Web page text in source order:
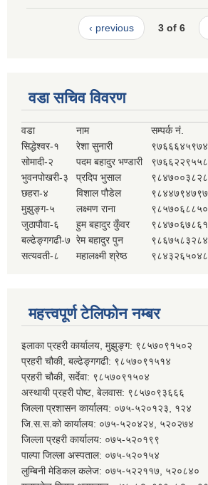
‹ previous 3 of 6
वडा सचिव विवरण
वडा नाम
सम्पर्क नं.
सिद्धेश्वर-१
रेशा सुनारी
९७६६६४५९७४
सोमादी-२
पदम बहादुर भण्डारी
९७६६२२९५५८
भुवनपोखरी-३
प्रदिप भुसाल
९८४७००३८२८
छहरा-४
विशाल पौडेल
९८४४७९४७९७
मुझुङ्ग-५
लक्ष्मण राना
९८५७०६८८५०
जुठापौवा-६
हुम बहादुर कुँवर
९८४७०६७८६१
बल्ढेङ्गगढी-७ रेम बहादुर पुन
९८६७५८३२८४
सत्यवती-८
महालक्ष्मी श्रेष्ठ ९८४३२६५०४८
महत्त्वपूर्ण टेलिफोन नम्बर
इलाका प्रहरी कार्यालय, मुझुङ्ग: ९८५७०९१५०२
प्रहरी चौकी, बल्ढेङ्गगढी: ९८५७०९१५१४
प्रहरी चौकी, सर्देवा: ९८५७०९१५०४
अस्थायी प्रहरी पोष्ट, बेलवास: ९८५७०९३६६६
जिल्ला प्रशासन कार्यालय: ०७५-५२०१२३, १२४
जि.स.स.को कार्यालय: ०७५-५२०४२४, ५२०२७४
जिल्ला प्रहरी कार्यालय: ०७५-५२०१९९
पाल्पा जिल्ला अस्पताल: ०७५-५२०१५४
लुम्बिनी मेडिकल कलेज: ०७५-५२२११७, ५२०८४०